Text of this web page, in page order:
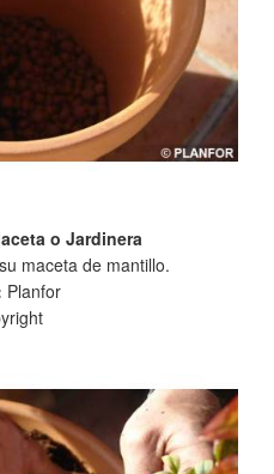
o Jardinera
maceta de mantillo.
Planfor